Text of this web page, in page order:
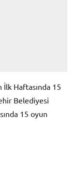
İlk Haftasında 15
Belediyesi
15 oyun